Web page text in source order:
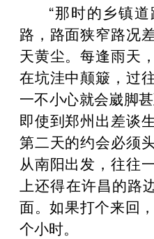
“那时的乡镇
路，路面狭窄路况
天黄尘。每逢雨天
在坑洼中颠簸，过
一不小心就会崴脚
即使到郑州出差谈
第二天的约会必须
从南阳出发，往往
上还得在许昌的路
面。如果打个来回
个小时。